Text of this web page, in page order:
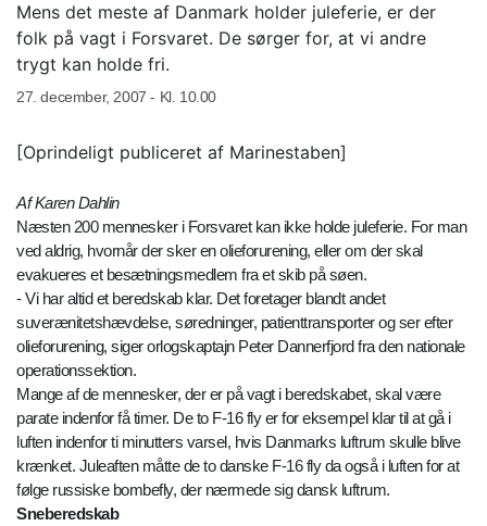
Mens det meste af Danmark holder juleferie, er der
folk på vagt i Forsvaret. De sørger for, at vi andre
trygt kan holde fri.
27. december, 2007 - Kl. 10.00
[Oprindeligt publiceret af Marinestaben]
Af Karen Dahlin
Næsten 200 mennesker i Forsvaret kan ikke holde juleferie. For man
ved aldrig, hvornår der sker en olieforurening, eller om der skal
evakueres et besætningsmedlem fra et skib på søen.
- Vi har altid et beredskab klar. Det foretager blandt andet
suverænitetshævdelse, søredninger, patienttransporter og ser efter
olieforurening, siger orlogskaptajn Peter Dannerfjord fra den nationale
operationssektion.
Mange af de mennesker, der er på vagt i beredskabet, skal være
parate indenfor få timer. De to F-16 fly er for eksempel klar til at gå i
luften indenfor ti minutters varsel, hvis Danmarks luftrum skulle blive
krænket. Juleaften måtte de to danske F-16 fly da også i luften for at
følge russiske bombefly, der nærmede sig dansk luftrum.
Sneberedskab